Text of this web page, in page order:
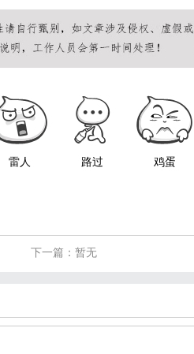
雷人 路过 鸡蛋
下一篇：暂无